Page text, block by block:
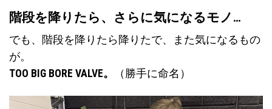
階段を降りたら、さらに気になるモノ…
でも、階段を降りたら降りたで、また気になるもの
が。
TOO BIG BORE VALVE。
（勝手に命名）